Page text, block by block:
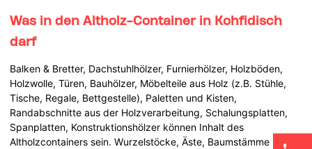
Was in den Altholz-Container in Kohfidisch
darf
Balken & Bretter, Dachstuhlhölzer, Furnierhölzer, Holzböden,
Holzwolle, Türen, Bauhölzer, Möbelteile aus Holz (z.B. Stühle,
Tische, Regale, Bettgestelle), Paletten und Kisten,
Randabschnitte aus der Holzverarbeitung, Schalungsplatten,
Spanplatten, Konstruktionshölzer können Inhalt des
Altholzcontainers sein. Wurzelstöcke, Äste, Baumstämme und